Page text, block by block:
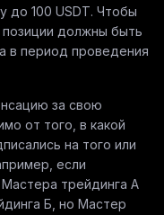
до 100 USDT. Чтобы
должны быть
в период проведения
за свою
от того, в какой
на того или
если
трейдинга А
Б, но Мастер